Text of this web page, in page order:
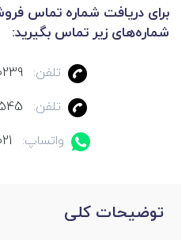
برای دریافت شماره تماس
شماره‌های زیر تماس بگیرید:
تلفن:
تلفن:
واتساپ:
توضیحات کلی